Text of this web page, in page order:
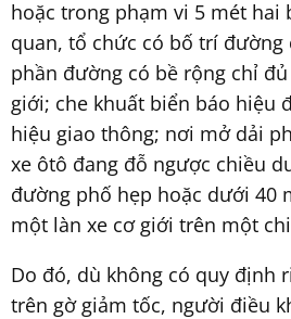
hoặc trong phạm vi 5 mét hai
quan, tổ chức có bố trí đường
phần đường có bề rộng chỉ
giới; che khuất biển báo hiệu
hiệu giao thông; nơi mở dải
xe ôtô đang đỗ ngược chiều
đường phố hẹp hoặc dưới 40
một làn xe cơ giới trên một
Do đó, dù không có quy định
trên gờ giảm tốc, người điều